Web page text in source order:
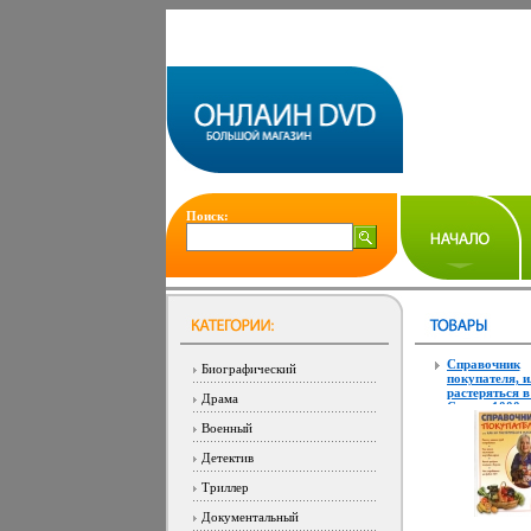
Поиск:
Биографический
Драма
Военный
Детектив
Триллер
Документальный
Справочник
покупателя,
растеряться
Серия: 1000
инфо 12044c.